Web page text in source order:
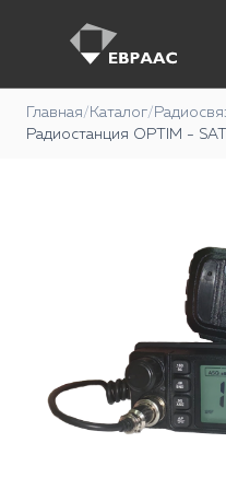
Главная/ Каталог/
Радиостанция OPTIM -